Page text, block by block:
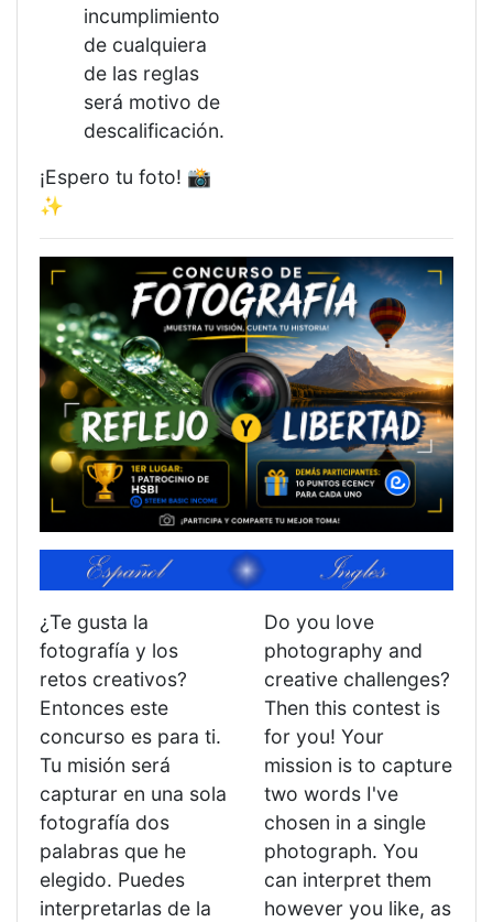
incumplimiento
de cualquiera
de las reglas
será motivo de
descalificación.
¡Espero tu foto! 📸
✨
¿Te gusta la
fotografía y los
retos creativos?
Entonces este
concurso es para ti.
Tu misión será
capturar en una sola
fotografía dos
palabras que he
elegido. Puedes
interpretarlas de la
Do you love
photography and
creative challenges?
Then this contest is
for you! Your
mission is to capture
two words I've
chosen in a single
photograph. You
can interpret them
however you like, as